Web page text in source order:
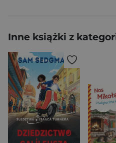
Inne książki z